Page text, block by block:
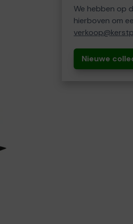
We hebben op
hierboven om
Nieuwe